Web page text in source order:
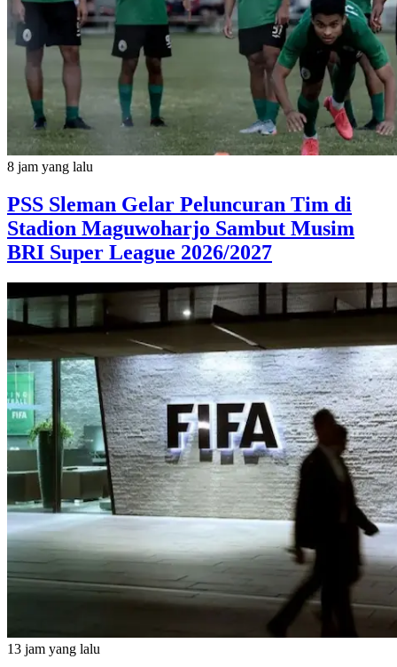
8 jam yang lalu
PSS Sleman Gelar Peluncuran Tim di
Stadion Maguwoharjo Sambut Musim
BRI Super League 2026/2027
13 jam yang lalu